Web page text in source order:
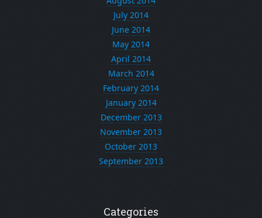
July 2014
June 2014
May 2014
April 2014
March 2014
February 2014
January 2014
December 2013
November 2013
October 2013
September 2013
Categories